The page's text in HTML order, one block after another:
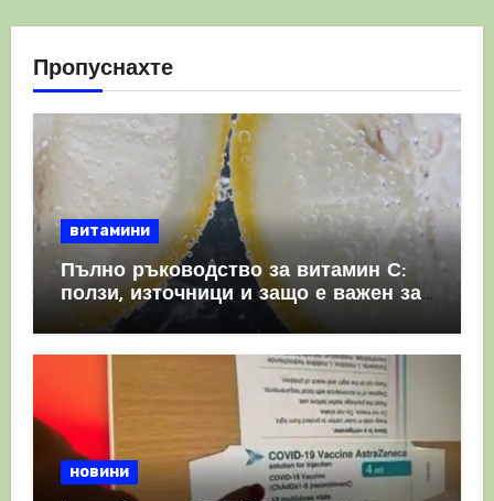
Пропуснахте
витамини
Пълно ръководство за витамин С:
ползи, източници и защо е важен за
имунната система
новини